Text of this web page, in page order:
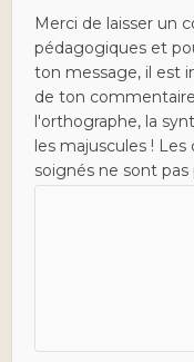
Merci de laisser un
pédagogiques et
ton message, il est
de ton
l'orthographe, la
les majuscules !
soignés ne sont pas